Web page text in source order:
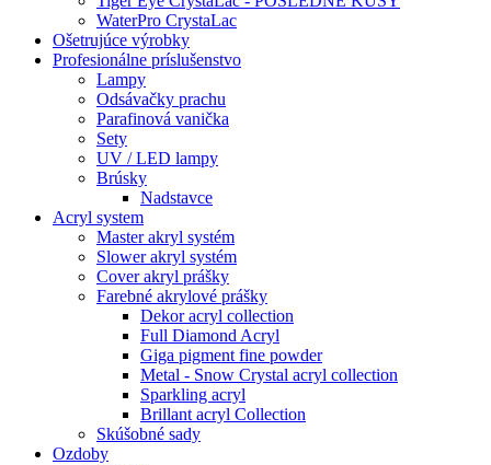
WaterPro CrystaLac
Ošetrujúce výrobky
Profesionálne príslušenstvo
Lampy
Odsávačky prachu
Parafinová vanička
Sety
UV / LED lampy
Brúsky
Nadstavce
Acryl system
Master akryl systém
Slower akryl systém
Cover akryl prášky
Farebné akrylové prášky
Dekor acryl collection
Full Diamond Acryl
Giga pigment fine powder
Metal - Snow Crystal acryl collection
Sparkling acryl
Brillant acryl Collection
Skúšobné sady
Ozdoby